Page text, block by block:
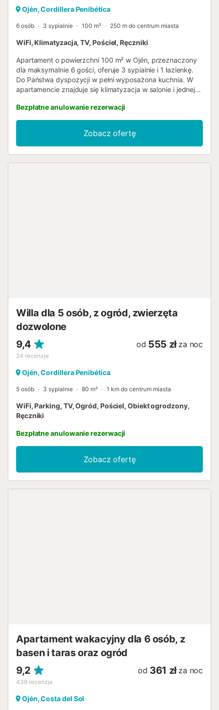
Ojén, Cordillera Penibética
6 osób 3 sypialnie 100 m² 250 m do centrum miasta
WiFi, Klimatyzacja, TV, Pościel, Ręczniki
Apartament o powierzchni 100 m² w Ojén, przeznaczony
dla maksymalnie 6 gości, oferuje 3 sypialnie i 1 łazienkę.
Do Państwa dyspozycji w pełni wyposażona kuchnia. W
apartamencie znajduje się klimatyzacja w salonie i jednej
grzejniki w każdej sypialni. Dodatkowe udogodnienia
obejmują Wi-Fi, prywatny telewizor, wspólną pralkę i
suszarkę. Dla podróżujących z dziećmi dostępne są
prywatne krzesełko do karmienia i łóżeczko, a także
wspólne zabawki i książki. Wyjdź na swój prywatny taras,
Bezpłatne anulowanie rezerwacji
Zobacz ofertę
Willa dla 5 osób, z ogród, zwierzęta
dozwolone
9,4
24 recenzje
od 555 zł za noc
Ojén, Cordillera Penibética
5 osób 3 sypialnie 80 m² 1 km do centrum miasta
WiFi, Parking, TV, Ogród, Pościel, Obiekt ogrodzony,
Ręczniki
Bezpłatne anulowanie rezerwacji
Zobacz ofertę
Apartament wakacyjny dla 6 osób, z
basen i taras oraz ogród
9,2
438 recenzje
od 361 zł za noc
Ojén, Costa del Sol